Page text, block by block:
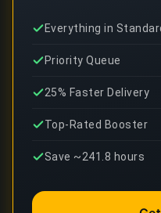
Everything in
Priority Queue
25% Faster Delivery
Top-Rated Booster
Save ~241.8 hours